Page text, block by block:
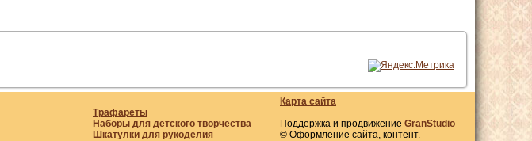
Трафареты
Наборы для детского творчества
Шкатулки для рукоделия
Карта сайта
Поддержка и продвижение GranStudio
© Оформление сайта, контент.